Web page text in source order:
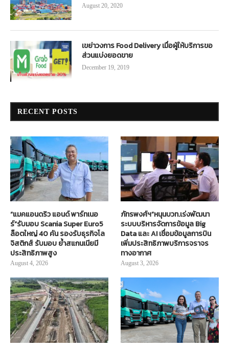
August 20, 2020
เขย่าวงการ Food Delivery เมื่อผู้ให้บริการขอ
ส่วนแบ่งยอดขาย
December 19, 2019
RECENT POSTS
“แมคแอนดริว แอนด์ พาร์ทเนอ
ร์”รับมอบ Scania Super Euro5
ล็อตใหญ่ 40 คัน รองรับธุรกิจโล
จิสติกส์ รับมอบ ย้ำสแกนเนียมี
ประสิทธิภาพสูง
August 4, 2026
ภัทรพงศ์ฯ”หนุนบวท.เร่งพัฒนา
ระบบบริหารจัดการข้อมูล Big
Data และ AI เชื่อมข้อมูลการบิน
เพิ่มประสิทธิภาพบริการจราจร
ทางอากาศ
August 3, 2026